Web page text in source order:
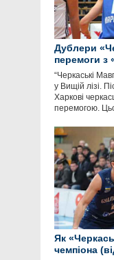
Дублери
перемоги з
“Черкаські
у Вищій лізі.
Харкові
перемогою.
Як
чемпіона